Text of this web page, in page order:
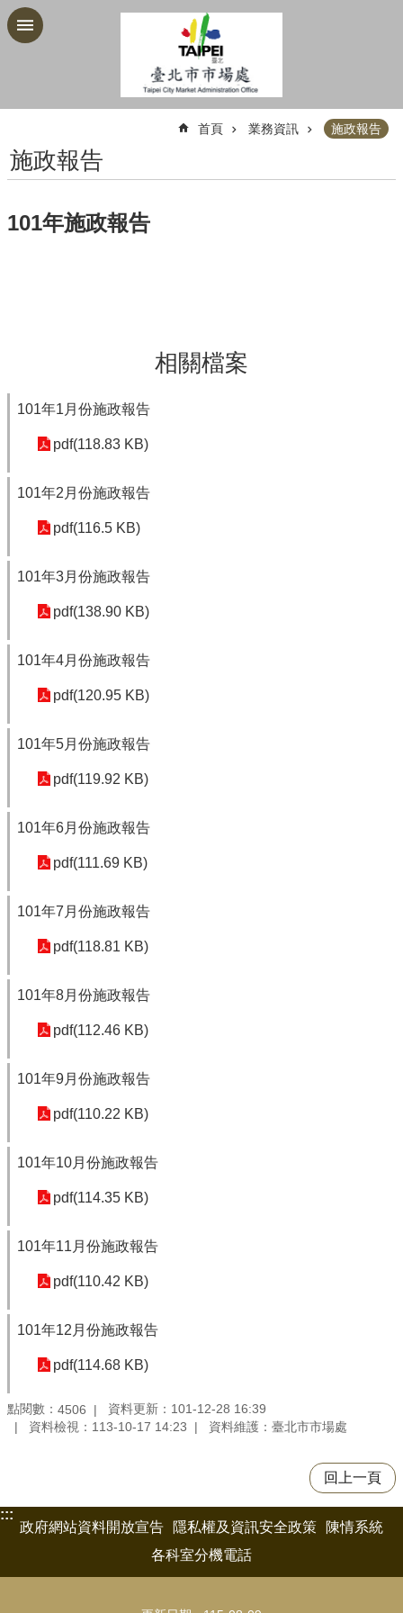
跳到主要內容區塊
首頁 業務資訊 施政報告
施政報告
101年施政報告
相關檔案
101年1月份施政報告
pdf(118.83 KB)
101年2月份施政報告
pdf(116.5 KB)
101年3月份施政報告
pdf(138.90 KB)
101年4月份施政報告
pdf(120.95 KB)
101年5月份施政報告
pdf(119.92 KB)
101年6月份施政報告
pdf(111.69 KB)
101年7月份施政報告
pdf(118.81 KB)
101年8月份施政報告
pdf(112.46 KB)
101年9月份施政報告
pdf(110.22 KB)
101年10月份施政報告
pdf(114.35 KB)
101年11月份施政報告
pdf(110.42 KB)
101年12月份施政報告
pdf(114.68 KB)
點閱數： 4506
資料更新：101-12-28 16:39
資料檢視：113-10-17 14:23
資料維護：臺北市市場處
回上一頁
:::
政府網站資料開放宣告
隱私權及資訊安全政策
陳情系統
各科室分機電話